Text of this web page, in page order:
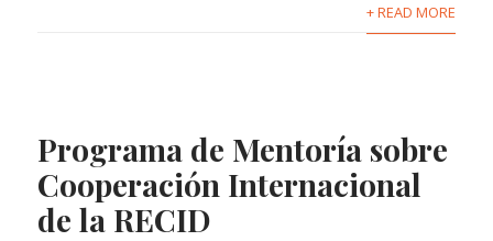
+ READ MORE
Programa de Mentoría sobre
Cooperación Internacional
de la RECID